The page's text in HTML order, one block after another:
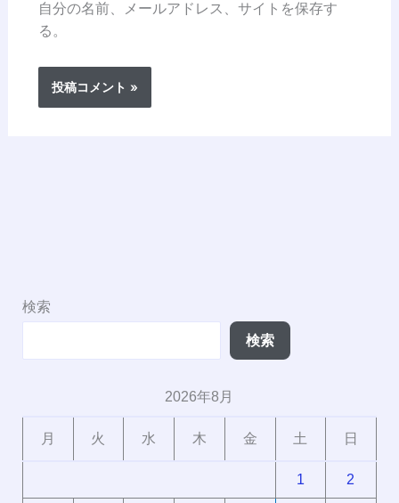
自分の名前、メールアドレス、サイトを保存す
る。
検索
検索
2026年8月
月 火 水 木 金 土 日
1 2